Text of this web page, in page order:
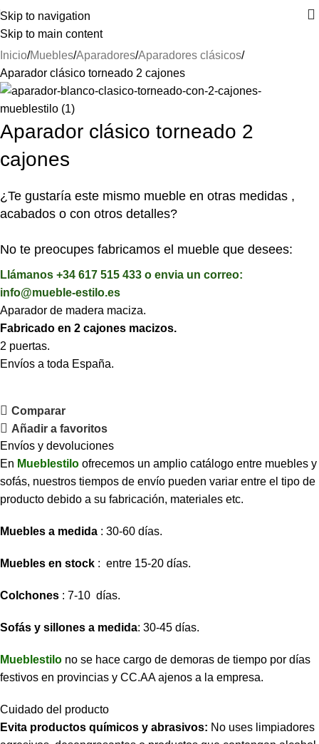
Skip to navigation
Skip to main content
⚡REALIZAMOS ENVÍOS A TODA ESPAÑA⚡
Inicio Muebles Aparadores Aparadores clásicos
Aparador clásico torneado 2 cajones
Aparador clásico torneado 2
cajones
¿Te gustaría este mismo mueble en otras medidas ,
acabados o con otros detalles?
No te preocupes fabricamos el mueble que desees:
Llámanos +34 617 515 433 o envia un correo:
info@mueble-estilo.es
Aparador de madera maciza.
Fabricado en 2 cajones macizos.
2 puertas.
Envíos a toda España.
Comparar
Añadir a favoritos
Envíos y devoluciones
En Mueblestilo ofrecemos un amplio catálogo entre muebles y
sofás, nuestros tiempos de envío pueden variar entre el tipo de
producto debido a su fabricación, materiales etc.
Muebles a medida : 30-60 días.
Muebles en stock : entre 15-20 días.
Colchones : 7-10 días.
Sofás y sillones a medida: 30-45 días.
Mueblestilo no se hace cargo de demoras de tiempo por días
festivos en provincias y CC.AA ajenos a la empresa.
Cuidado del producto
Evita productos químicos y abrasivos: No uses limpiadores